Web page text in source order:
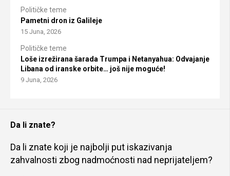
Političke teme
Pametni dron iz Galileje
15 Juna, 2026
Političke teme
Loše izrežirana šarada Trumpa i Netanyahua: Odvajanje
Libana od iranske orbite… još nije moguće!
9 Juna, 2026
Da li znate?
Da li znate koji je najbolji put iskazivanja
zahvalnosti zbog nadmoćnosti nad neprijateljem?